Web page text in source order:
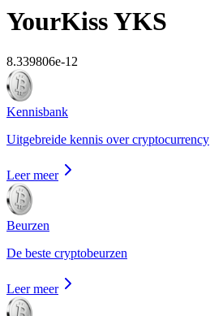
YourKissYKS
8.339806e-12
Kennisbank
Uitgebreide kennis over cryptocurrency
Leer meer
Beurzen
De beste cryptobeurzen
Leer meer